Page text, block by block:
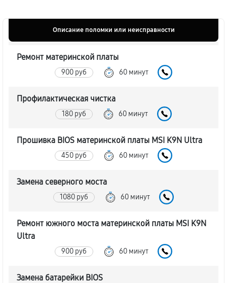
Описание поломки или неисправности
Ремонт материнской платы
900 руб 60 минут
Профилактическая чистка
180 руб 60 минут
Прошивка BIOS материнской платы MSI K9N Ultra
450 руб 60 минут
Замена северного моста
1080 руб 60 минут
Ремонт южного моста материнской платы MSI K9N
Ultra
900 руб 60 минут
Замена батарейки BIOS